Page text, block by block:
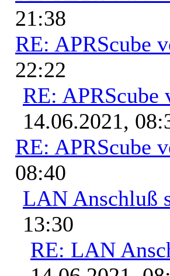
21:38
RE: APRScube
22:22
RE:
14.06.2021,
RE: APRScube
08:40
LAN Anschluß
13:30
RE: LAN